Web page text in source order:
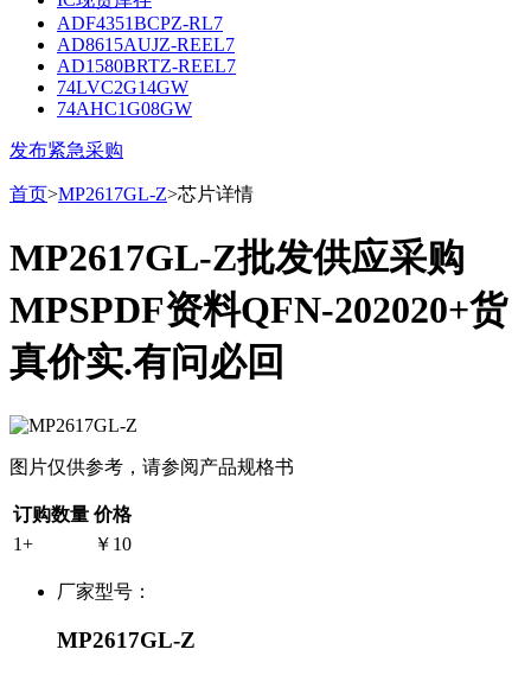
ADF4351BCPZ-RL7
AD8615AUJZ-REEL7
AD1580BRTZ-REEL7
74LVC2G14GW
74AHC1G08GW
发布紧急采购
首页>MP2617GL-Z>芯片详情
MP2617GL-Z批发供应采购
MPSPDF资料QFN-202020+货
真价实.有问必回
图片仅供参考，请参阅产品规格书
订购数量 价格
1+
￥10
厂家型号：
MP2617GL-Z